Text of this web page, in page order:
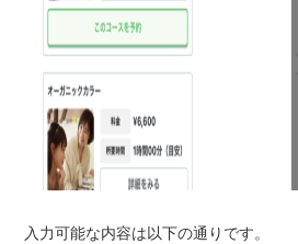
入力可能な内容は以下の通りです。